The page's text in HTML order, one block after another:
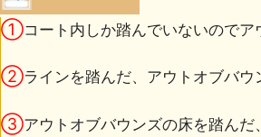
①コート内しか踏んでいないので
②ラインを踏んだ、アウトオブバウ
③アウトオブバウンズの床を踏ん